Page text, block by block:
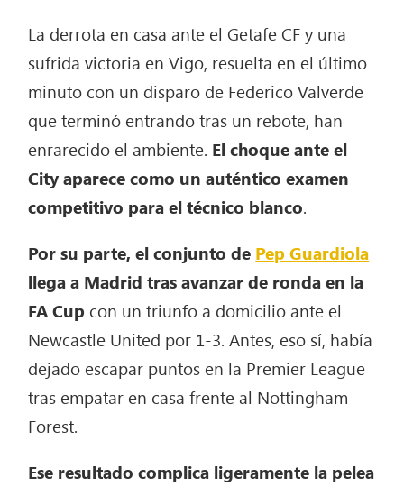
La derrota en casa ante el Getafe CF y una
sufrida victoria en Vigo, resuelta en el último
minuto con un disparo de Federico Valverde
que terminó entrando tras un rebote, han
enrarecido el ambiente. El choque ante el
City aparece como un auténtico examen
competitivo para el técnico blanco.
Por su parte, el conjunto de Pep Guardiola
llega a Madrid tras avanzar de ronda en la
FA Cup con un triunfo a domicilio ante el
Newcastle United por 1-3. Antes, eso sí, había
dejado escapar puntos en la Premier League
tras empatar en casa frente al Nottingham
Forest.
Ese resultado complica ligeramente la pelea